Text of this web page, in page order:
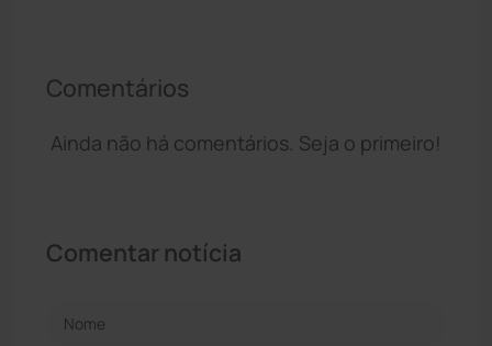
Comentários
Ainda não há comentários. Seja o primeiro!
Comentar notícia